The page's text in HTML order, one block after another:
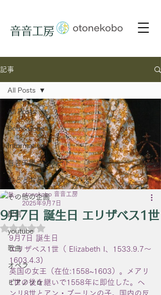
音音工房
記事
All Posts
Born&Gone
Information
音音工房コンサート
おととおとと
その他の企画
配信
youtube
歌曲
オペラ
ピアノソロ
All Posts
9月7日 誕生日 エリザベス1世
otonekobo 音音工房
2025年9月7日
5つ星のうちNaNと評価されています。
9月7日 誕生日
エリザベス1世（ Elizabeth I、1533.9.7〜
1603.4.3)
英国の女王（在位:1558~1603）。メアリ
1世の後を継いで1558年に即位した。ヘ
ンリ8世とアン・ブーリンの子。国内の反